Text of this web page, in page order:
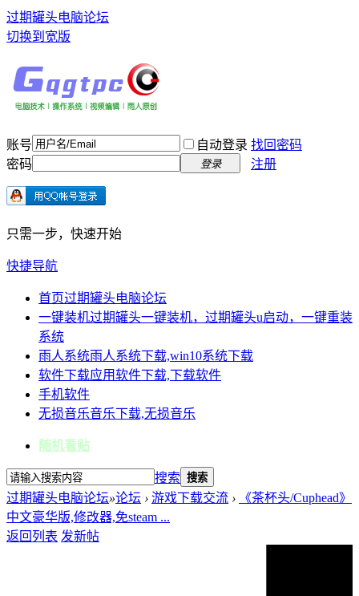
过期罐头电脑论坛
切换到宽版
账号 自动登录 找回密码
密码
登录 注册
只需一步，快速开始
快捷导航
首页过期罐头电脑论坛
一键装机过期罐头一键装机，过期罐头u启动，一键重装
系统
雨人系统雨人系统下载,win10系统下载
软件下载应用软件下载,下载软件
手机软件
无损音乐音乐下载,无损音乐
随机看贴
搜索 搜索
过期罐头电脑论坛»论坛 › 游戏下载交流 ›
《茶杯头/Cuphead》
中文豪华版,修改器,免steam ...
返回列表 发新帖